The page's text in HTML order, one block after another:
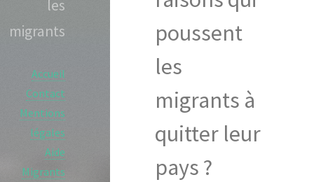
les
migrants
Accueil
Contact
Mentions
légales
Aide
Migrants
poussent
les
migrants à
quitter leur
pays ?